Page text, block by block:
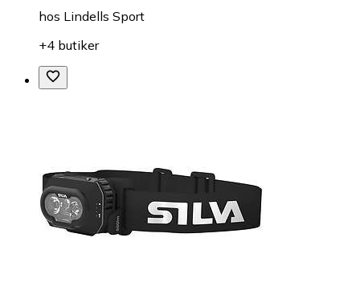
hos Lindells Sport
+4 butiker